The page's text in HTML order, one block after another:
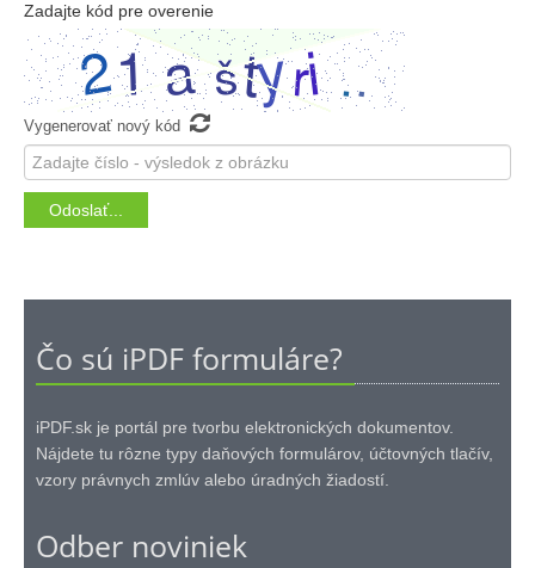
Zadajte kód pre overenie
Vygenerovať nový kód 
Čo sú iPDF formuláre?
iPDF.sk je portál pre tvorbu elektronických dokumentov.
Nájdete tu rôzne typy daňových formulárov, účtovných tlačív,
vzory právnych zmlúv alebo úradných žiadostí.
Odber noviniek